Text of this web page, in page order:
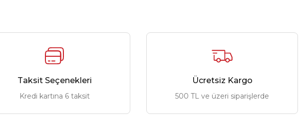
Taksit Seçenekleri
Kredi kartına 6 taksit
Ücretsiz Kargo
500 TL ve üzeri siparişlerde